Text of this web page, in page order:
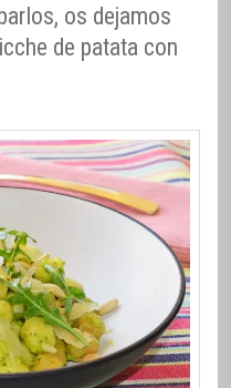
os dejamos
de patata con